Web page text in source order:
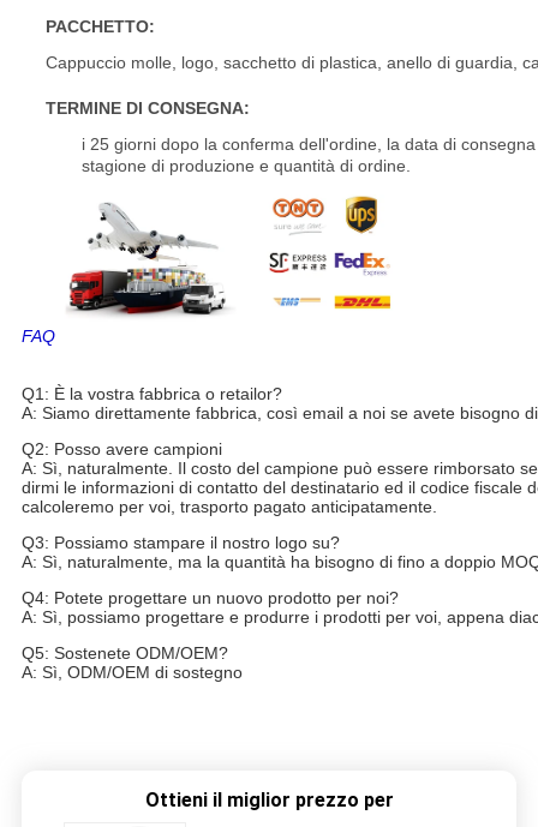
PACCHETTO:
Cappuccio molle, logo, sacchetto di plastica, anello di guardia,
TERMINE DI CONSEGNA:
i 25 giorni dopo la conferma dell'ordine, la data di
stagione di produzione e quantità di ordine.
FAQ
Q1: È la vostra fabbrica o retailor?
A: Siamo direttamente fabbrica, così email a noi se avete bisogno
Q2: Posso avere campioni
A: Sì, naturalmente. Il costo del campione può essere rimborsato
dirmi le informazioni di contatto del destinatario ed il codice fiscale
calcoleremo per voi, trasporto pagato anticipatamente.
Q3: Possiamo stampare il nostro logo su?
A: Sì, naturalmente, ma la quantità ha bisogno di fino a doppio
Q4: Potete progettare un nuovo prodotto per noi?
A: Sì, possiamo progettare e produrre i prodotti per voi, appena
Q5: Sostenete ODM/OEM?
A: Sì, ODM/OEM di sostegno
Ottieni il miglior prezzo per